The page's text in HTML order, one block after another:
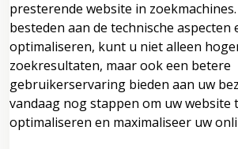
presterende website in
besteden aan de technische aspecten
optimaliseren, kunt u niet alleen
zoekresultaten, maar ook een betere
gebruikerservaring bieden aan uw
vandaag nog stappen om uw website
optimaliseren en maximaliseer uw